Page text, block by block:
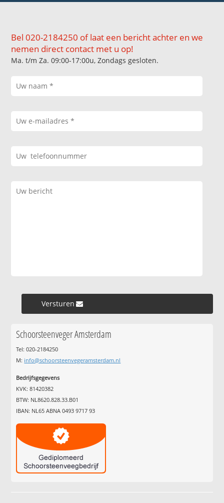
Bel 020-2184250 of laat een bericht achter en we
nemen direct contact met u op!
Ma. t/m Za. 09:00-17:00u, Zondags gesloten.
Versturen »
Schoorsteenveger Amsterdam
Tel: 020-2184250
M: info@schoorsteenvegeramsterdam.nl
Bedrijfsgegevens
KVK: 81420382
BTW: NL8620.828.33.B01
IBAN: NL65 ABNA 0493 9717 93